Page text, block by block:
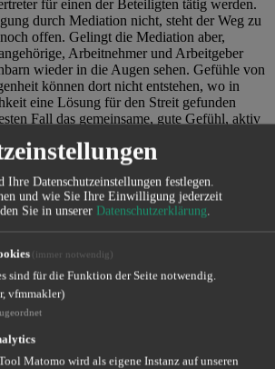
für einen der Beteiligten tätig werden.
durch Mediation nicht, steht der Weg zu
offen. Gelingt die Mediation aber,
Arbeitnehmer und Arbeitgeber
wieder in die Augen sehen. Gefühle von
können dort nicht entstehen, wo in
eine Lösung für den Streit gefunden
Fall das gemeinsame, gute Gefühl, aktiv
Mediation spart außerdem Zeit und
in verschiedenen Instanzen
über eine Mediation zu finden, ist oftmals
haben mittlerweile auch die Anbieter von
erkannt und schließen deshalb immer
als Leistung mit ein. Falls Sie Ihre
überprüfen und
möchten, können Sie sich vertrauensvoll
wenden. Rufen Sie uns an!
Ihre Datenschutzeinstellungen festlegen.
und wie Sie Ihre Einwilligung jederzeit
Sie in unserer Datenschutzerklärung.
(immer notwendig)
sind für die Funktion der Seite notwendig.
vfmmakler)
Matomo wird als eigene Instanz auf unseren